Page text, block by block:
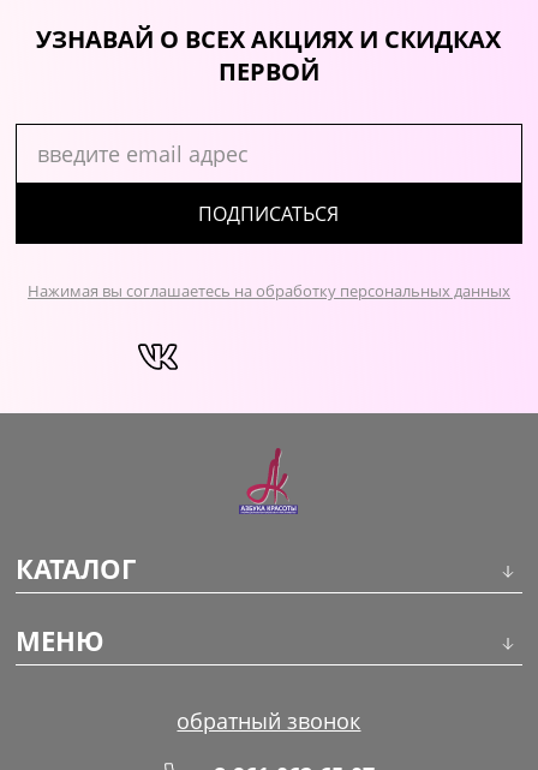
УЗНАВАЙ О ВСЕХ АКЦИЯХ И СКИДКАХ
ПЕРВОЙ
ПОДПИСАТЬСЯ
Нажимая вы соглашаетесь на обработку персональных данных
КАТАЛОГ
Макияж
МЕНЮ
обратный звонок